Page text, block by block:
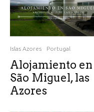
Islas Azores Portugal
Alojamiento en
São Miguel, las
Azores